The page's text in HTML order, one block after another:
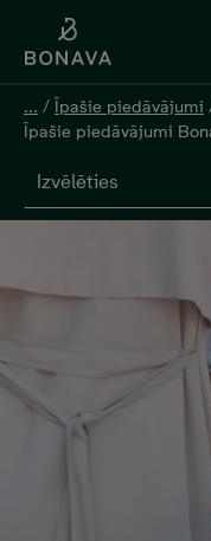
... / Īpašie piedāvājumi
Īpašie piedāvājumi
Izvēlēties